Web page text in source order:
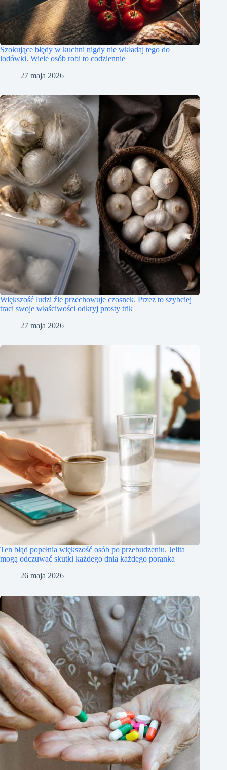
Szokujące błędy w kuchni nigdy nie wkładaj tego do
lodówki. Wiele osób robi to codziennie
27 maja 2026
Większość ludzi źle przechowuje czosnek. Przez to szybciej
traci swoje właściwości odkryj prosty trik
27 maja 2026
Ten błąd popełnia większość osób po przebudzeniu. Jelita
mogą odczuwać skutki każdego dnia każdego poranka
26 maja 2026